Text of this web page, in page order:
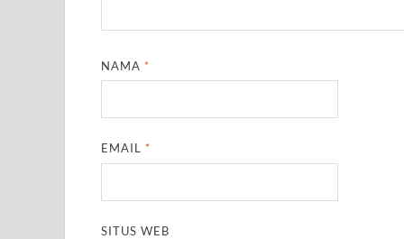
NAMA *
EMAIL *
SITUS WEB